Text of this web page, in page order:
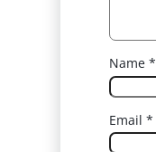
Name *
Email *